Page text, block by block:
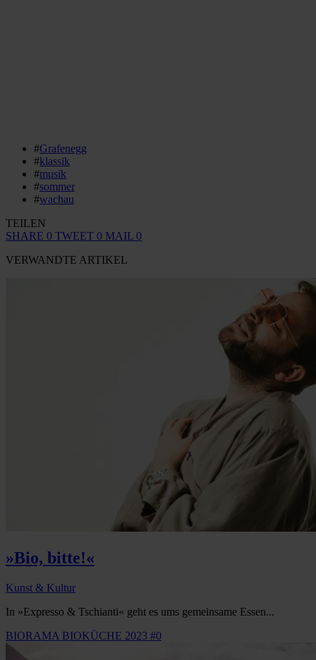
#Grafenegg
#klassik
#musik
#sommer
#wachau
TEILEN
SHARE 0 TWEET 0 MAIL 0
VERWANDTE ARTIKEL
»Bio, bitte!«
Kunst & Kultur
In »Expresso & Tschianti« geht es ums gemeinsame Essen...
BIORAMA BIOKÜCHE 2023 #0